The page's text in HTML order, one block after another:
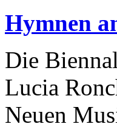
Hymnen
Die
Lucia
Neuen